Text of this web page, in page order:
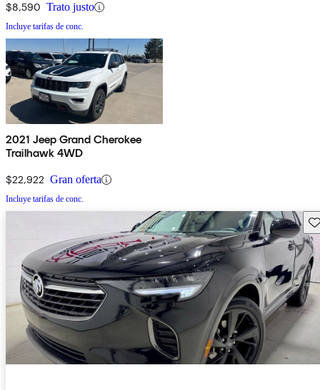
$8,590 Trato justo
Incluye tarifas de conc.
2021 Jeep Grand Cherokee
Trailhawk 4WD
$22,922 Gran oferta
Incluye tarifas de conc.